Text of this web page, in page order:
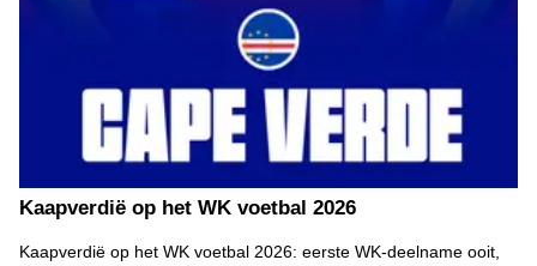
Kaapverdië op het WK voetbal 2026
Kaapverdië op het WK voetbal 2026: eerste WK-deelname ooit,